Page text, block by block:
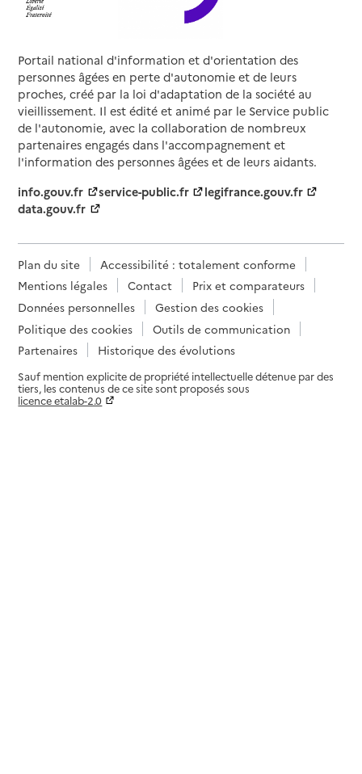
Portail national d'information et d'orientation des
personnes âgées en perte d'autonomie et de leurs
proches, créé par la loi d'adaptation de la société au
vieillissement. Il est édité et animé par le Service public
de l'autonomie, avec la collaboration de nombreux
partenaires engagés dans l'accompagnement et
l'information des personnes âgées et de leurs aidants.
info.gouv.fr
service-public.fr
legifrance.gouv.fr
data.gouv.fr
Plan du site
Accessibilité : totalement conforme
Mentions légales
Contact
Prix et comparateurs
Données personnelles
Gestion des cookies
Politique des cookies
Outils de communication
Partenaires
Historique des évolutions
Sauf mention explicite de propriété intellectuelle détenue par des
tiers, les contenus de ce site sont proposés sous
licence etalab-2.0